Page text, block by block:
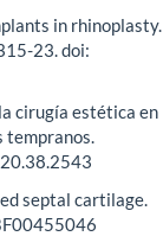
in rhinoplasty.
23. doi:
cirugía estética en
tempranos.
septal cartilage.